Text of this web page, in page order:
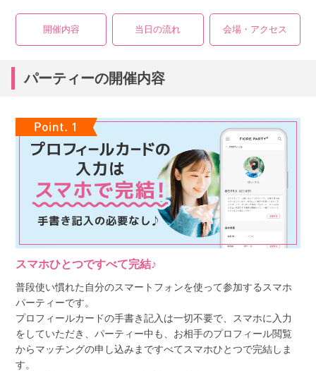
開催内容 当日の流れ 会場・アクセス
パーティーの開催内容
スマホひとつですべて完結♪
普段使い慣れた自分のスマートフォンを使って参加するスマホ
パーティーです。
プロフィールカードの手書き記入は一切不要で、スマホに入力
をしていただき、パーティー中も、お相手のプロフィール閲覧
からマッチングの申し込みまですべてスマホひとつで完結しま
す。